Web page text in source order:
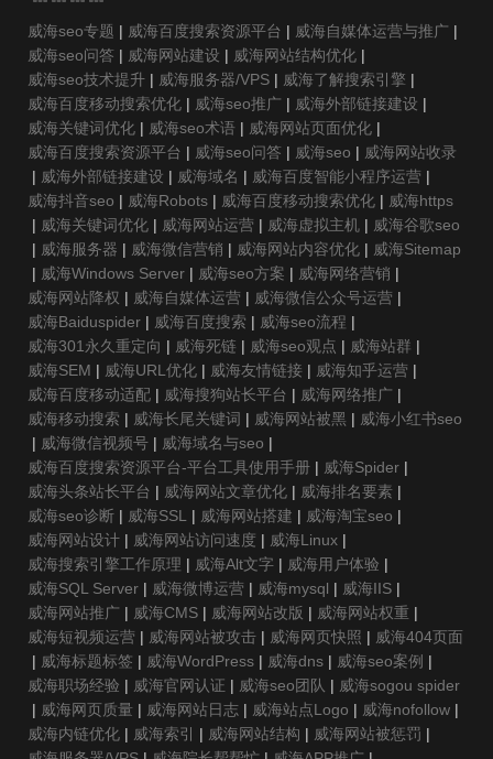
威海seo专题 | 威海百度搜索资源平台 | 威海自媒体运营与推广 |
威海seo问答 | 威海网站建设 | 威海网站结构优化 |
威海seo技术提升 | 威海服务器/VPS | 威海了解搜索引擎 |
威海百度移动搜索优化 | 威海seo推广 | 威海外部链接建设 |
威海关键词优化 | 威海seo术语 | 威海网站页面优化 |
威海百度搜索资源平台 | 威海seo问答 | 威海seo | 威海网站收录
| 威海外部链接建设 | 威海域名 | 威海百度智能小程序运营 |
威海抖音seo | 威海Robots | 威海百度移动搜索优化 | 威海https
| 威海关键词优化 | 威海网站运营 | 威海虚拟主机 | 威海谷歌seo
| 威海服务器 | 威海微信营销 | 威海网站内容优化 | 威海Sitemap
| 威海Windows Server | 威海seo方案 | 威海网络营销 |
威海网站降权 | 威海自媒体运营 | 威海微信公众号运营 |
威海Baiduspider | 威海百度搜索 | 威海seo流程 |
威海301永久重定向 | 威海死链 | 威海seo观点 | 威海站群 |
威海SEM | 威海URL优化 | 威海友情链接 | 威海知乎运营 |
威海百度移动适配 | 威海搜狗站长平台 | 威海网络推广 |
威海移动搜索 | 威海长尾关键词 | 威海网站被黑 | 威海小红书seo
| 威海微信视频号 | 威海域名与seo |
威海百度搜索资源平台-平台工具使用手册 | 威海Spider |
威海头条站长平台 | 威海网站文章优化 | 威海排名要素 |
威海seo诊断 | 威海SSL | 威海网站搭建 | 威海淘宝seo |
威海网站设计 | 威海网站访问速度 | 威海Linux |
威海搜索引擎工作原理 | 威海Alt文字 | 威海用户体验 |
威海SQL Server | 威海微博运营 | 威海mysql | 威海IIS |
威海网站推广 | 威海CMS | 威海网站改版 | 威海网站权重 |
威海短视频运营 | 威海网站被攻击 | 威海网页快照 | 威海404页面
| 威海标题标签 | 威海WordPress | 威海dns | 威海seo案例 |
威海职场经验 | 威海官网认证 | 威海seo团队 | 威海sogou spider
| 威海网页质量 | 威海网站日志 | 威海站点Logo | 威海nofollow |
威海内链优化 | 威海索引 | 威海网站结构 | 威海网站被惩罚 |